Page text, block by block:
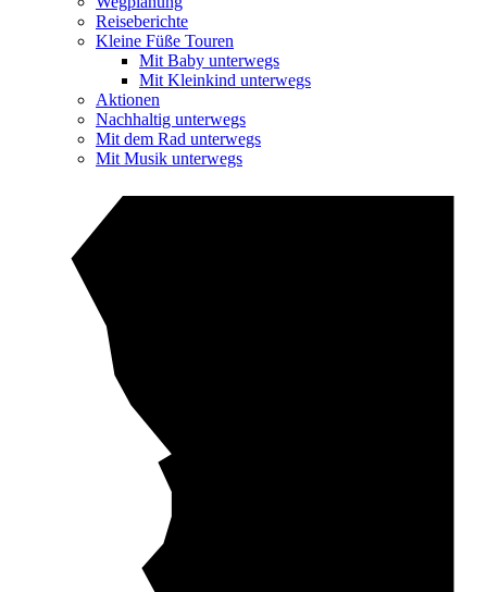
Reiseberichte
Kleine Füße Touren
Mit Baby unterwegs
Mit Kleinkind unterwegs
Aktionen
Nachhaltig unterwegs
Mit dem Rad unterwegs
Mit Musik unterwegs